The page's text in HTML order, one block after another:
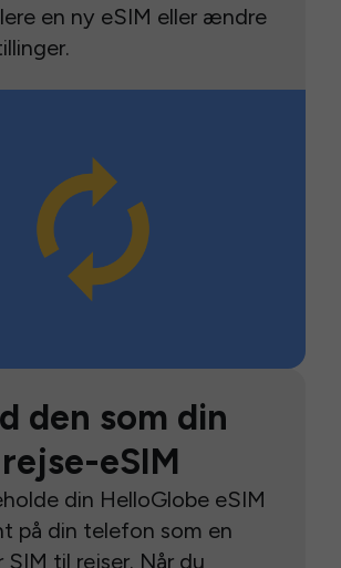
en ny eSIM eller ændre
den som din
eSIM
din HelloGlobe eSIM
på din telefon som en
til rejser. Når du